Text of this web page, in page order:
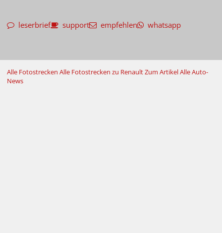
leserbrief support empfehlen whatsapp
Alle Fotostrecken Alle Fotostrecken zu RenaultZum ArtikelAlle Auto-
News